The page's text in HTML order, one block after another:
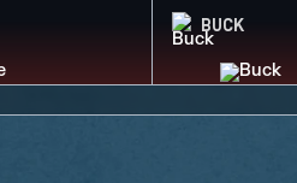
BUCK